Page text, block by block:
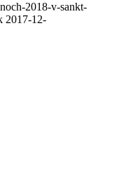
2018-v-sankt-
2017-12-